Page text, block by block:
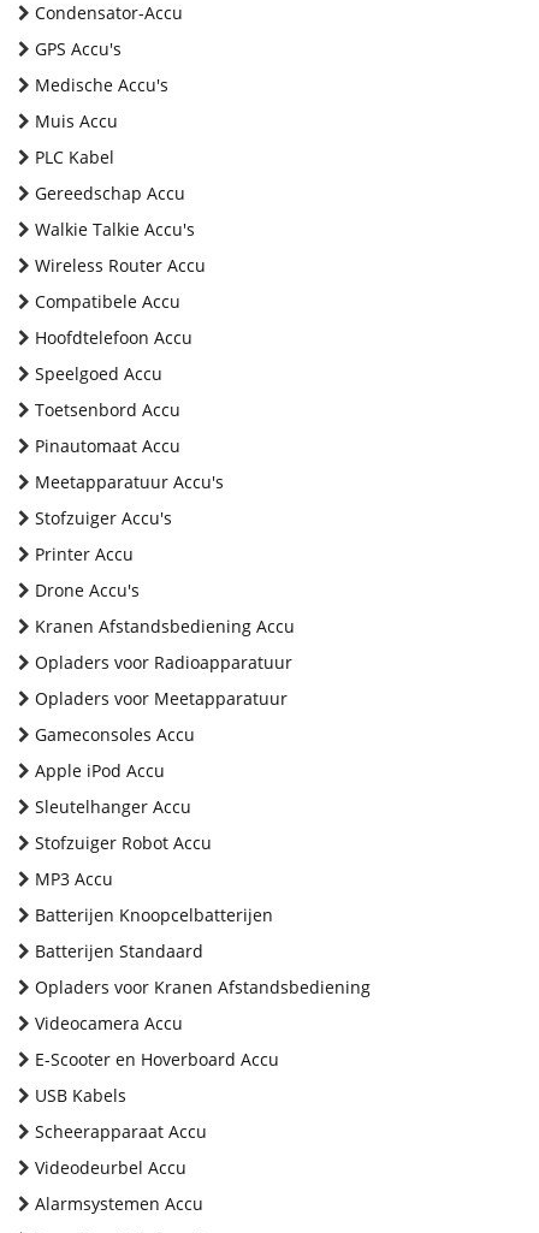
Condensator-Accu
GPS Accu's
Medische Accu's
Muis Accu
PLC Kabel
Gereedschap Accu
Walkie Talkie Accu's
Wireless Router Accu
Compatibele Accu
Hoofdtelefoon Accu
Speelgoed Accu
Toetsenbord Accu
Pinautomaat Accu
Meetapparatuur Accu's
Stofzuiger Accu's
Printer Accu
Drone Accu's
Kranen Afstandsbediening Accu
Opladers voor Radioapparatuur
Opladers voor Meetapparatuur
Gameconsoles Accu
Apple iPod Accu
Sleutelhanger Accu
Stofzuiger Robot Accu
MP3 Accu
Batterijen Knoopcelbatterijen
Batterijen Standaard
Opladers voor Kranen Afstandsbediening
Videocamera Accu
E-Scooter en Hoverboard Accu
USB Kabels
Scheerapparaat Accu
Videodeurbel Accu
Alarmsystemen Accu